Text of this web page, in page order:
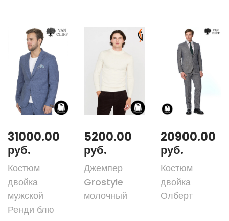
31000.00
руб.
Костюм
двойка
мужской
Ренди блю
5200.00
руб.
Джемпер
Grostyle
молочный
20900.00
руб.
Костюм
двойка
Олберт